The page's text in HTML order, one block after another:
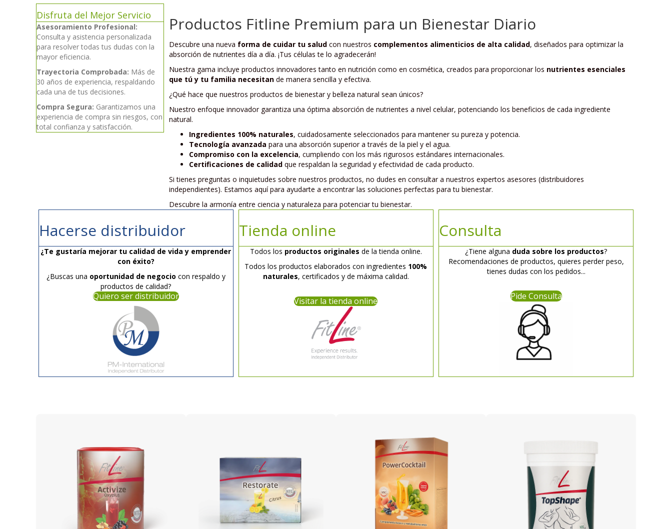
Disfruta del Mejor Servicio
Asesoramiento Profesional:
Consulta y asistencia personalizada
para resolver todas tus dudas con la
mayor eficiencia.
Trayectoria Comprobada: Más de
30 años de experiencia, respaldando
cada una de tus decisiones.
Compra Segura: Garantizamos una
experiencia de compra sin riesgos, con
total confianza y satisfacción.
Productos Fitline Premium para un Bienestar Diario
Descubre una nueva forma de cuidar tu saludcon nuestros complementos alimenticios de alta calidad, diseñados para optimizar la
absorción de nutrientes día a día. ¡Tus células te lo agradecerán!
Nuestra gama incluye productos innovadores tanto en nutrición como en cosmética, creados para proporcionar los nutrientes esenciales
que tú y tu familia necesitande manera sencilla y efectiva.
¿Qué hace que nuestros productos de bienestar y belleza natural sean únicos?
Nuestro enfoque innovador garantiza una óptima absorción de nutrientes a nivel celular, potenciando los beneficios de cada ingrediente
natural.
Ingredientes 100% naturales, cuidadosamente seleccionados para mantener su pureza y potencia.
Tecnología avanzada para una absorción superior a través de la piel y el agua.
Compromiso con la excelencia, cumpliendo con los más rigurosos estándares internacionales.
Certificaciones de calidadque respaldan la seguridad y efectividad de cada producto.
Si tienes preguntas o inquietudes sobre nuestros productos, no dudes en consultar a nuestros expertos asesores (distribuidores
independientes). Estamos aquí para ayudarte a encontrar las soluciones perfectas para tu bienestar.
Descubre la armonía entre ciencia y naturaleza para potenciar tu bienestar.
Hacerse distribuidor
¿Te gustaría mejorar tu calidad de vida y emprender
con éxito?
¿Buscas una oportunidad de negocio con respaldo y
productos de calidad?
Quiero ser distribuidor
Tienda online
Todos los productos originales de la tienda online.
Todos los productos elaborados con ingredientes 100%
naturales, certificados y de máxima calidad.
Visitar la tienda online
Consulta
¿Tiene alguna duda sobre los productos?
Recomendaciones de productos, quieres perder peso,
tienes dudas con los pedidos...
Pide Consulta